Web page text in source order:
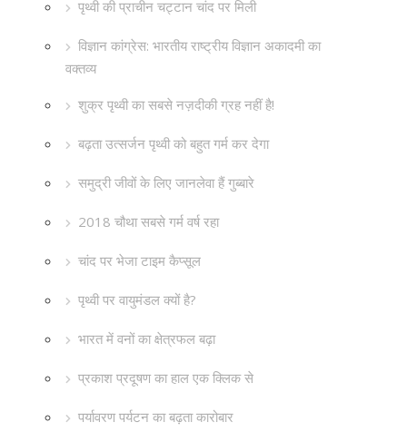
पृथ्वी की प्राचीन चट्टान चांद पर मिली
विज्ञान कांग्रेस: भारतीय राष्ट्रीय विज्ञान अकादमी का
वक्तव्य
शुक्र पृथ्वी का सबसे नज़दीकी ग्रह नहीं है!
बढ़ता उत्सर्जन पृथ्वी को बहुत गर्म कर देगा
समुद्री जीवों के लिए जानलेवा हैं गुब्बारे
2018 चौथा सबसे गर्म वर्ष रहा
चांद पर भेजा टाइम कैप्सूल
पृथ्वी पर वायुमंडल क्यों है?
भारत में वनों का क्षेत्रफल बढ़ा
प्रकाश प्रदूषण का हाल एक क्लिक से
पर्यावरण पर्यटन का बढ़ता कारोबार